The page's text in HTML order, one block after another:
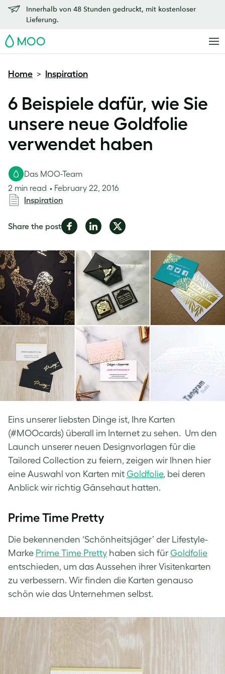
Innerhalb von 48 Stunden gedruckt, mit kostenloser
Lieferung.
MOO
Home > Inspiration
6 Beispiele dafür, wie Sie
unsere neue Goldfolie
verwendet haben
Das MOO-Team
2 min read
February 22, 2016
Inspiration
Share the postShare
Facebook
Share
LinkedIn
Share
Twitter
Eins unserer liebsten Dinge ist, Ihre Karten
(#MOOcards) überall im Internet zu sehen. Um den
Launch unserer neuen Designvorlagen für die
Tailored Collection zu feiern, zeigen wir Ihnen hier
eine Auswahl von Karten mit Goldfolie, bei deren
Anblick wir richtig Gänsehaut hatten.
Prime Time Pretty
Die bekennenden ‘Schönheitsjäger’ der Lifestyle-
Marke Prime Time Pretty haben sich für Goldfolie
entschieden, um das Aussehen ihrer Visitenkarten
zu verbessern. Wir finden die Karten genauso
schön wie das Unternehmen selbst.